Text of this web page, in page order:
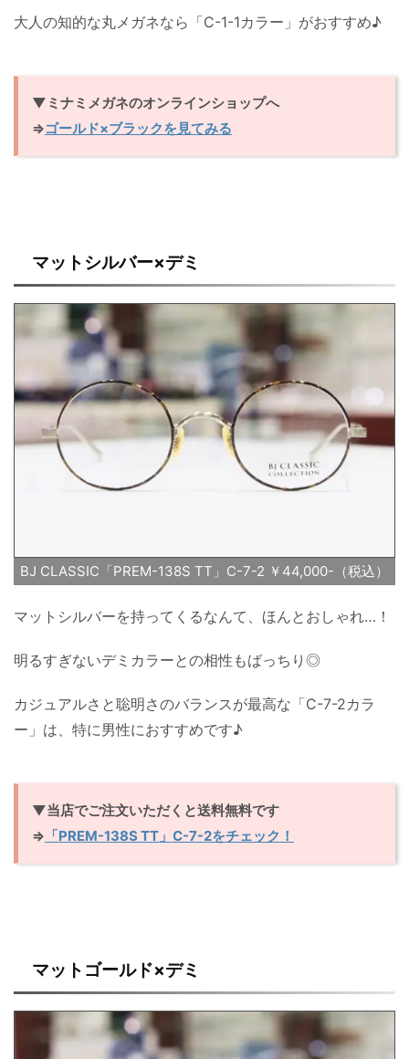
大人の知的な丸メガネなら「C-1-1カラー」がおすすめ♪
▼ミナミメガネのオンラインショップへ
⇒ゴールド×ブラックを見てみる
マットシルバー×デミ
BJ CLASSIC「PREM-138S TT」C-7-2 ￥44,000-（税込）
マットシルバーを持ってくるなんて、ほんとおしゃれ…！
明るすぎないデミカラーとの相性もばっちり◎
カジュアルさと聡明さのバランスが最高な「C-7-2カラ
ー」は、特に男性におすすめです♪
▼当店でご注文いただくと送料無料です
⇒ 「PREM-138S TT」C-7-2をチェック！
マットゴールド×デミ